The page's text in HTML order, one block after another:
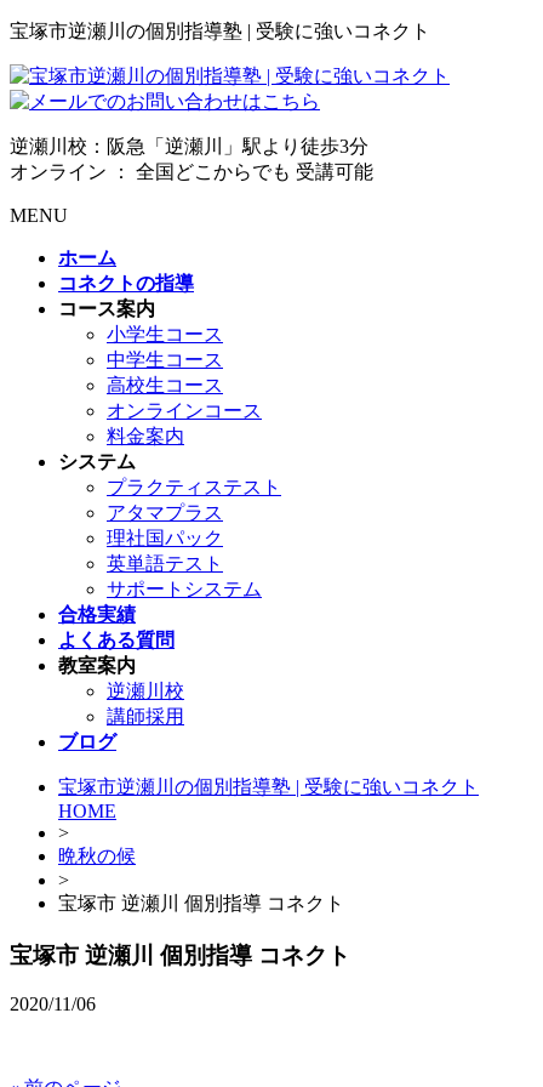
宝塚市逆瀬川の個別指導塾 | 受験に強いコネクト
逆瀬川校：阪急「逆瀬川」駅より徒歩3分
オンライン ： 全国どこからでも 受講可能
MENU
ホーム
コネクトの指導
コース案内
小学生コース
中学生コース
高校生コース
オンラインコース
料金案内
システム
プラクティステスト
アタマプラス
理社国パック
英単語テスト
サポートシステム
合格実績
よくある質問
教室案内
逆瀬川校
講師採用
ブログ
宝塚市逆瀬川の個別指導塾 | 受験に強いコネクト
HOME
>
晩秋の候
>
宝塚市 逆瀬川 個別指導 コネクト
宝塚市 逆瀬川 個別指導 コネクト
2020/11/06